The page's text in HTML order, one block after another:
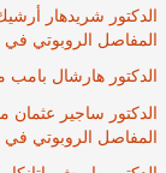
الدكتور شريدهار
المفاصل الروبوتي في
الدكتور هارشال بامب
الدكتور ساجير
المفاصل الروبوتي في